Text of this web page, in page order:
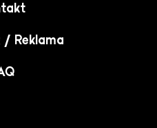
/ Reklama